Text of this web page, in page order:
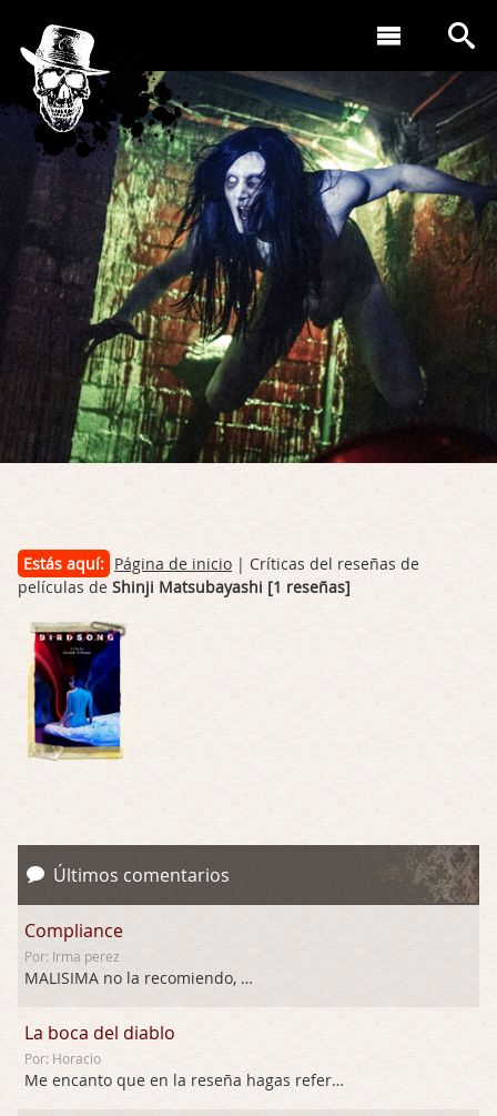
Estás aquí: Página de inicio | Críticas del reseñas de
películas de Shinji Matsubayashi [1 reseñas]
Últimos comentarios
Compliance
Por: Irma perez
MALISIMA no la recomiendo, …
La boca del diablo
Por: Horacio
Me encanto que en la reseña hagas referen …